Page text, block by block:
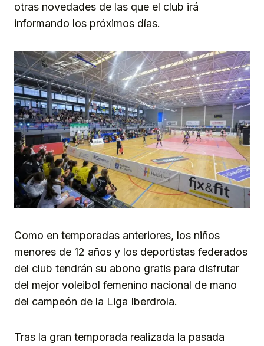
otras novedades de las que el club irá
informando los próximos días.
Como en temporadas anteriores, los niños
menores de 12 años y los deportistas federados
del club tendrán su abono gratis para disfrutar
del mejor voleibol femenino nacional de mano
del campeón de la Liga Iberdrola.
Tras la gran temporada realizada la pasada